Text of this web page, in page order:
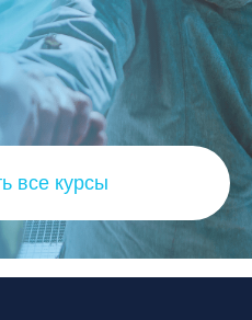
все курсы